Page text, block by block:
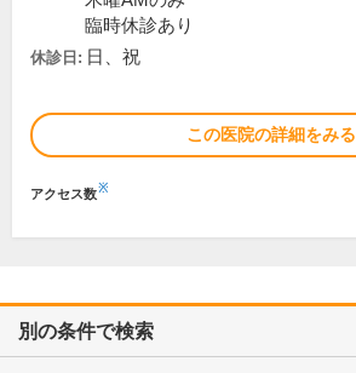
臨時休診あり
休診日: 日、祝
この医院の詳細をみる
アクセス数※
別の条件で検索